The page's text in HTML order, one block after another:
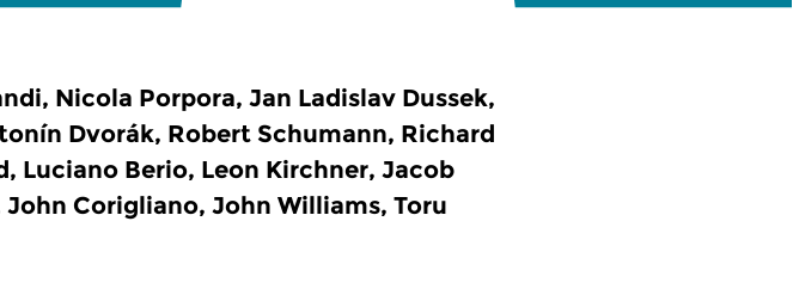
Nicola Porpora, Jan Ladislav Dussek,
Dvorák, Robert Schumann, Richard
Luciano Berio, Leon Kirchner, Jacob
John Corigliano, John Williams, Toru